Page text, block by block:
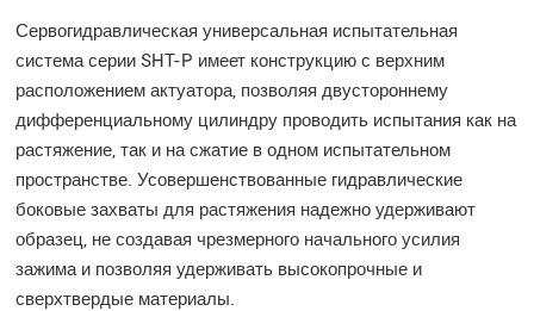
Сервогидравлическая универсальная испытательная
система серии SHT-P имеет конструкцию с верхним
расположением актуатора, позволяя двустороннему
дифференциальному цилиндру проводить испытания как на
растяжение, так и на сжатие в одном испытательном
пространстве. Усовершенствованные гидравлические
боковые захваты для растяжения надежно удерживают
образец, не создавая чрезмерного начального усилия
зажима и позволяя удерживать высокопрочные и
сверхтвердые материалы.